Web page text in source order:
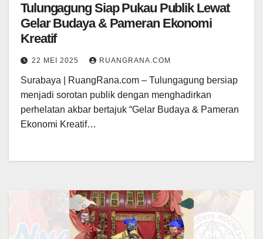
Tulungagung Siap Pukau Publik Lewat
Gelar Budaya & Pameran Ekonomi
Kreatif
22 MEI 2025 RUANGRANA.COM
Surabaya | RuangRana.com – Tulungagung bersiap
menjadi sorotan publik dengan menghadirkan
perhelatan akbar bertajuk “Gelar Budaya & Pameran
Ekonomi Kreatif…